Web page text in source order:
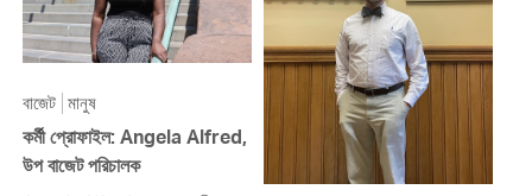
বাজেট মানুষ
কর্মী প্রোফাইল: Angela Alfred,
উপ বাজেট পরিচালক